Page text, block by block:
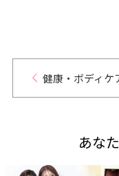
健康・ボディケ
あな